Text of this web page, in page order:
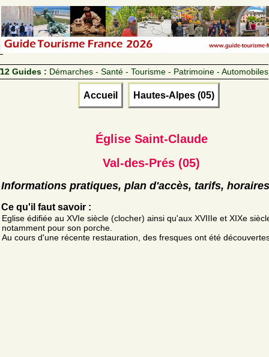
12 Guides : Démarches - Santé - Tourisme - Patrimoine - Automobiles
Accueil Hautes-Alpes (05)
Église Saint-Claude
Val-des-Prés (05)
Informations pratiques, plan d'accès, tarifs, horaires
Ce qu'il faut savoir :
Eglise édifiée au XVIe siècle (clocher) ainsi qu'aux XVIIIe et XIXe
notamment pour son porche.
Au cours d'une récente restauration, des fresques ont été